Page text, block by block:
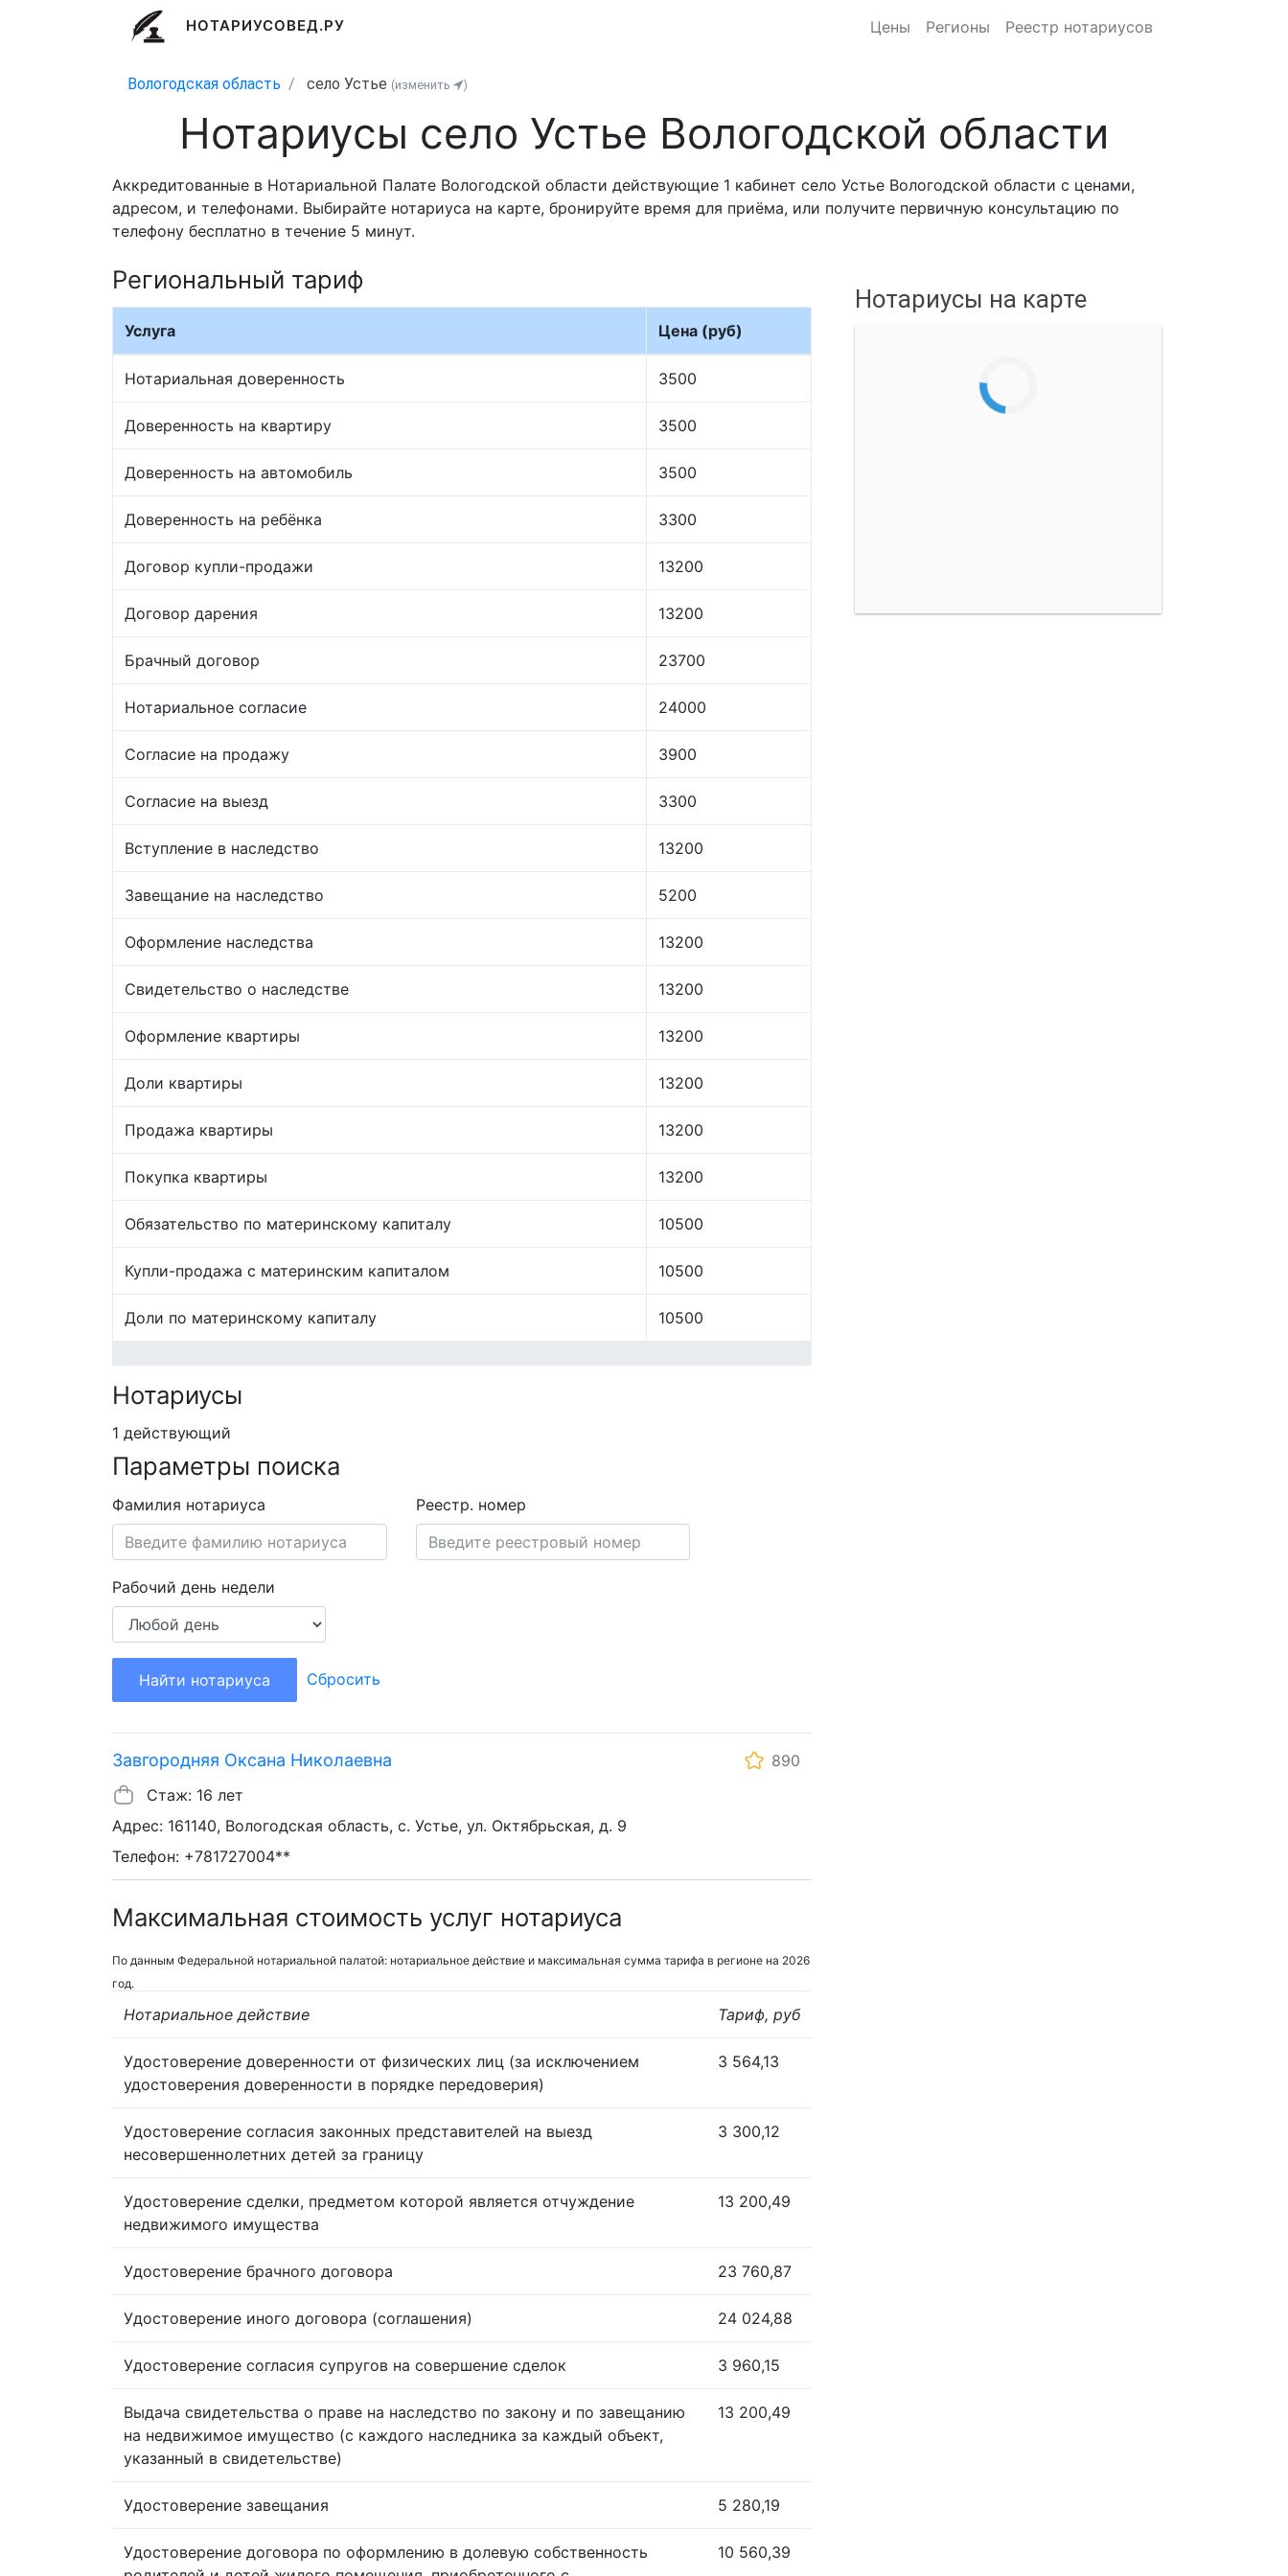
НОТАРИУСОВЕД.РУ Цены Регионы Реестр нотариусов
Вологодская область село Устье (изменить )
Нотариусы село Устье Вологодской области
Аккредитованные в Нотариальной Палате Вологодской области действующие 1 кабинет село Устье Вологодской области с ценами,
адресом, и телефонами. Выбирайте нотариуса на карте, бронируйте время для приёма, или получите первичную консультацию по
телефону бесплатно в течение 5 минут.
Региональный тариф
Услуга Цена (руб)
Нотариальная доверенность 3500
Доверенность на квартиру 3500
Доверенность на автомобиль 3500
Доверенность на ребёнка 3300
Договор купли-продажи 13200
Договор дарения 13200
Брачный договор 23700
Нотариальное согласие 24000
Согласие на продажу 3900
Согласие на выезд 3300
Вступление в наследство 13200
Завещание на наследство 5200
Оформление наследства 13200
Свидетельство о наследстве 13200
Оформление квартиры 13200
Доли квартиры 13200
Продажа квартиры 13200
Покупка квартиры 13200
Обязательство по материнскому капиталу 10500
Купли-продажа с материнским капиталом 10500
Доли по материнскому капиталу 10500
Нотариусы
1 действующий
Параметры поиска
Фамилия нотариуса Реестр. номер
Рабочий день недели
Найти нотариуса Сбросить
Завгородняя Оксана Николаевна
890
Стаж: 16 лет
Адрес: 161140, Вологодская область, с. Устье, ул. Октябрьская, д. 9
Телефон: +781727004**
Максимальная стоимость услуг нотариуса
По данным Федеральной нотариальной палатой: нотариальное действие и максимальная сумма тарифа в регионе на 2026
год.
Нотариальное действие Тариф, руб
Удостоверение доверенности от физических лиц (за исключением
удостоверения доверенности в порядке передоверия)
3 564,13
Удостоверение согласия законных представителей на выезд
несовершеннолетних детей за границу
3 300,12
Удостоверение сделки, предметом которой является отчуждение
недвижимого имущества
13 200,49
Удостоверение брачного договора 23 760,87
Удостоверение иного договора (соглашения) 24 024,88
Удостоверение согласия супругов на совершение сделок 3 960,15
Выдача свидетельства о праве на наследство по закону и по завещанию
на недвижимое имущество (с каждого наследника за каждый объект,
указанный в свидетельстве)
13 200,49
Удостоверение завещания 5 280,19
Удостоверение договора по оформлению в долевую собственность
10 560,39
Нотариусы на карте